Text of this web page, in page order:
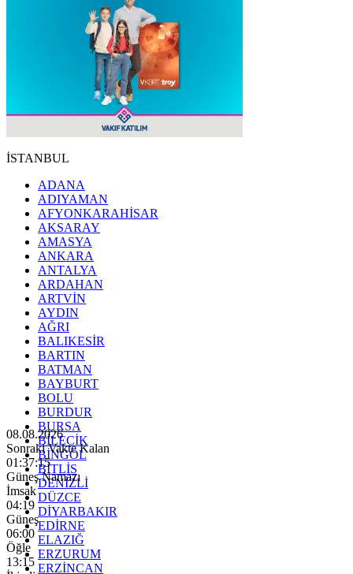
İSTANBUL
ADANA
ADIYAMAN
AFYONKARAHİSAR
AKSARAY
AMASYA
ANKARA
ANTALYA
ARDAHAN
ARTVİN
AYDIN
AĞRI
BALIKESİR
BARTIN
BATMAN
BAYBURT
BOLU
BURDUR
BURSA
BİLECİK
BİNGÖL
BİTLİS
DENİZLİ
DÜZCE
DİYARBAKIR
EDİRNE
ELAZIĞ
ERZURUM
ERZİNCAN
08.08.2026
Sonraki Vakte Kalan
01:37:14
Güneş Namazı
İmsak
04:19
Güneş
06:00
Öğle
13:15